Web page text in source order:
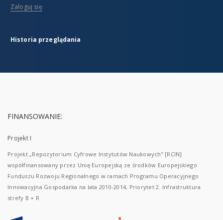
Zaloguj się
Historia przeglądania
FINANSOWANIE:
Projekt I
Projekt „Repozytorium Cyfrowe Instytutów Naukowych” [RCIN]
współfinansowany przez Unię Europejską ze środków Europejskiego
Funduszu Rozwoju Regionalnego w ramach Programu Operacyjnego
Innowacyjna Gospodarka na lata 2010-2014, Priorytet 2. Infrastruktura
strefy B + R